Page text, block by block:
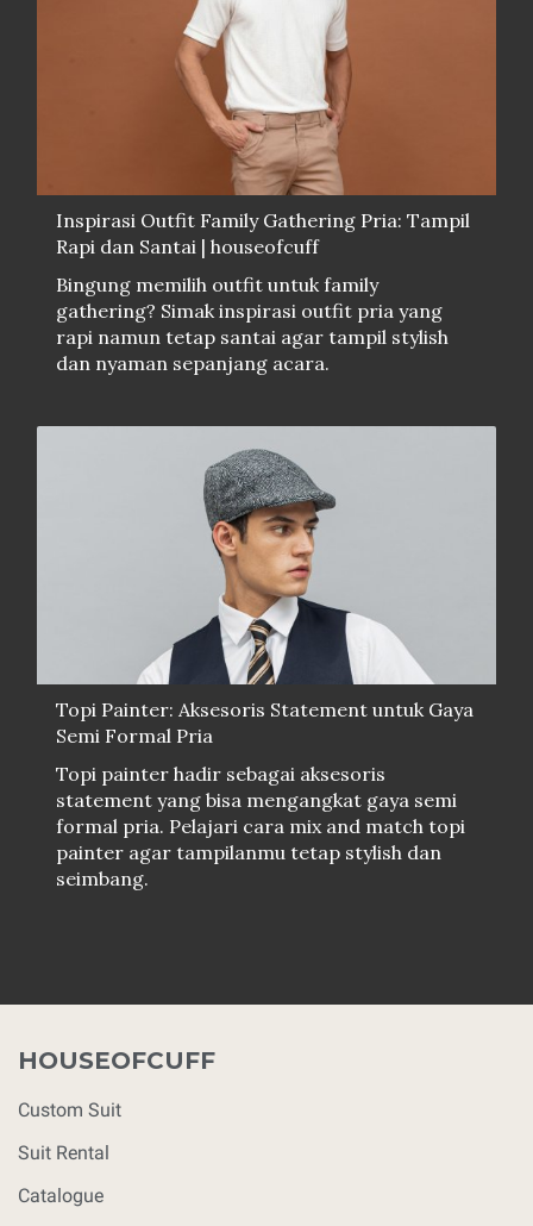
Inspirasi Outfit Family Gathering Pria: Tampil
Rapi dan Santai | houseofcuff
Bingung memilih outfit untuk family
gathering? Simak inspirasi outfit pria yang
rapi namun tetap santai agar tampil stylish
dan nyaman sepanjang acara.
Topi Painter: Aksesoris Statement untuk Gaya
Semi Formal Pria
Topi painter hadir sebagai aksesoris
statement yang bisa mengangkat gaya semi
formal pria. Pelajari cara mix and match topi
painter agar tampilanmu tetap stylish dan
seimbang.
HOUSEOFCUFF
Custom Suit
Suit Rental
Catalogue